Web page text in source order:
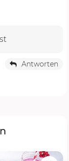
Antworten